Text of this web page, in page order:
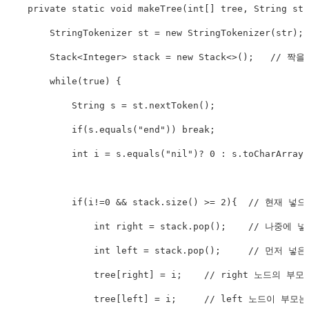
private static void makeTree(int[] tree, String
        StringTokenizer st = new StringTokenizer(str);
        Stack
<Integer> stack = new Stack<>();   // 짝을 못
        while(true) {
            String s = st.nextToken();
            if(s.equals("end")) break;
int i = s.equals("nil")? 0 :
if(i!=0 && stack.size() >= 2){  // 현재 넣으려
int right = stack.pop();    // 나중에 넣은
int left = stack.pop();     // 먼저 넣은
tree[right] = i;    // right 노드의 부모
tree[left] = i;     // left 노드이 부모